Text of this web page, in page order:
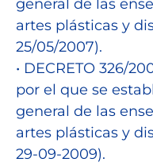
general de las
artes plásticas y
25/05/2007).
• DECRETO 326/
por el que se
general de las
artes plásticas y
29-09-2009).